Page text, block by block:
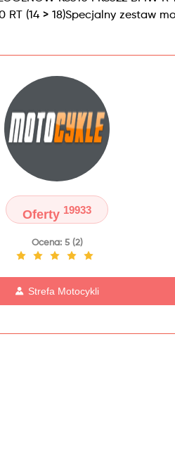
RT (14 > 18)Specjalny zestaw
Oferty 19933
Ocena: 5 (2)
Strefa Motocykli